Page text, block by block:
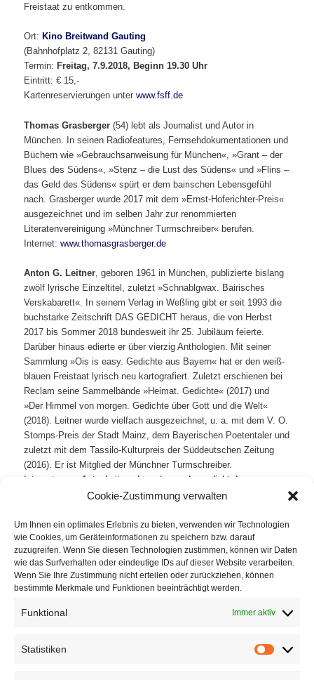
Cookie-Zustimmung verwalten
Um Ihnen ein optimales Erlebnis zu bieten, verwenden wir Technologien
wie Cookies, um Geräteinformationen zu speichern bzw. darauf
zuzugreifen. Wenn Sie diesen Technologien zustimmen, können wir Daten
wie das Surfverhalten oder eindeutige IDs auf dieser Website verarbeiten.
Wenn Sie Ihre Zustimmung nicht erteilen oder zurückziehen, können
bestimmte Merkmale und Funktionen beeinträchtigt werden.
Funktional Immer aktiv
Statistiken
Freistaat zu entkommen.
Ort: Kino Breitwand Gauting
(Bahnhofplatz 2, 82131 Gauting)
Termin: Freitag, 7.9.2018, Beginn 19.30 Uhr
Eintritt: € 15,-
Kartenreservierungen unterwww.fsff.de
Thomas Grasberger (54) lebt als Journalist und Autor in
München. In seinen Radiofeatures, Fernsehdokumentationen und
Büchern wie »Gebrauchsanweisung für München«, »Grant – der
Blues des Südens«, »Stenz – die Lust des Südens« und »Flins –
das Geld des Südens« spürt er dem bairischen Lebensgefühl
nach. Grasberger wurde 2017 mit dem »Ernst-Hoferichter-Preis«
ausgezeichnet und im selben Jahr zur renommierten
Literatenvereinigung »Münchner Turmschreiber« berufen.
Internet:www.thomasgrasberger.de
Anton G. Leitner , geboren 1961 in München, publizierte bislang
zwölf lyrische Einzeltitel, zuletzt »Schnablgwax. Bairisches
Verskabarett«. In seinem Verlag in Weßling gibt er seit 1993 die
buchstarke Zeitschrift DAS GEDICHT heraus, die von Herbst
2017 bis Sommer 2018 bundesweit ihr 25. Jubiläum feierte.
Darüber hinaus edierte er über vierzig Anthologien. Mit seiner
Sammlung »Ois is easy. Gedichte aus Bayern« hat er den weiß-
blauen Freistaat lyrisch neu kartografiert. Zuletzt erschienen bei
Reclam seine Sammelbände »Heimat. Gedichte« (2017) und
»Der Himmel von morgen. Gedichte über Gott und die Welt«
(2018). Leitner wurde vielfach ausgezeichnet, u. a. mit dem V. O.
Stomps-Preis der Stadt Mainz, dem Bayerischen Poetentaler und
zuletzt mit dem Tassilo-Kulturpreis der Süddeutschen Zeitung
(2016). Er ist Mitglied der Münchner Turmschreiber.
Internet:
www.AntonLeitner.de und www.dasgedicht.de
Die Reihe »Dichtung + Film« ist eine Kooperation des Fünf Seen
Filmfestivals (
des Landratsamts Starnberg.